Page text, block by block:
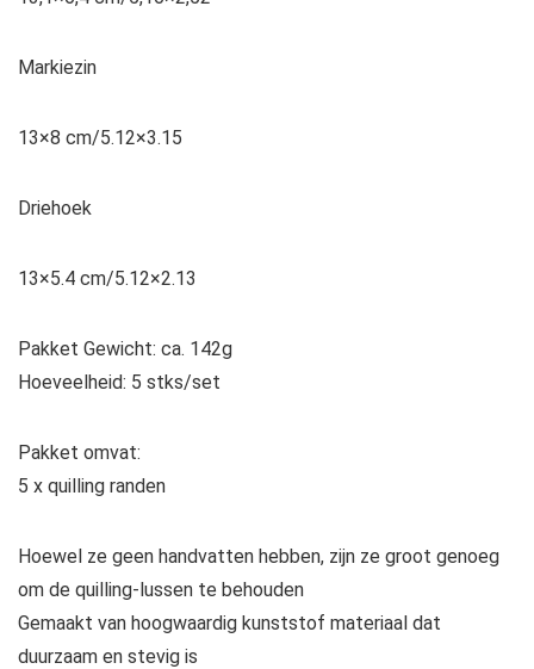
Markiezin
13×8 cm/5.12×3.15
Driehoek
13×5.4 cm/5.12×2.13
Pakket Gewicht: ca. 142g
Hoeveelheid: 5 stks/set
Pakket omvat:
5 x quilling randen
Hoewel ze geen handvatten hebben, zijn ze groot genoeg
om de quilling-lussen te behouden
Gemaakt van hoogwaardig kunststof materiaal dat
duurzaam en stevig is